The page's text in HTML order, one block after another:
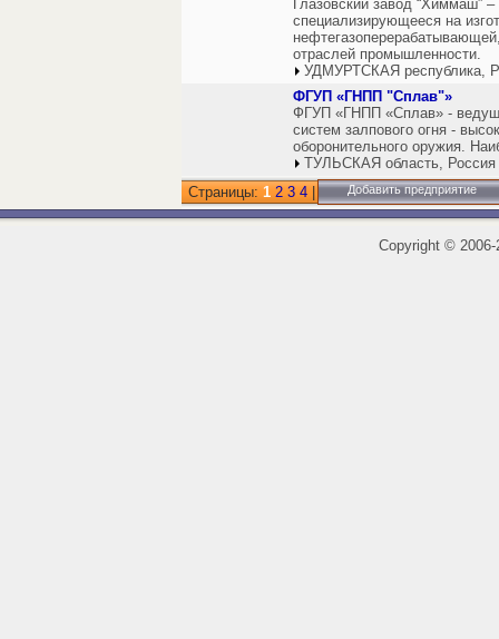
Глазовский завод “Химмаш”
специализирующееся на
отраслей промышленности.
УДМУРТСКАЯ республика,
ФГУП «ГНПП "Сплав"»
ФГУП «ГНПП «Сплав» -
систем залпового огня -
оборонительного оружия.
ТУЛЬСКАЯ область, Россия
Страницы: 1 2 3 4 Добавить предприятие
Copyright ©